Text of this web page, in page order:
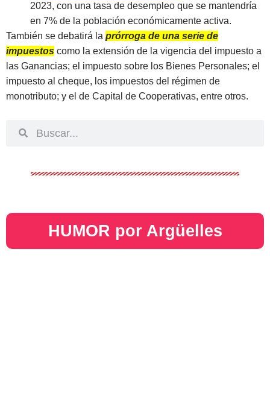
2023, con una tasa de desempleo que se mantendría
en 7% de la población económicamente activa.
También se debatirá la prórroga de una serie de
impuestos como la extensión de la vigencia del impuesto a
las Ganancias; el impuesto sobre los Bienes Personales; el
impuesto al cheque, los impuestos del régimen de
monotributo; y el de Capital de Cooperativas, entre otros.
HUMOR por Argüelles​